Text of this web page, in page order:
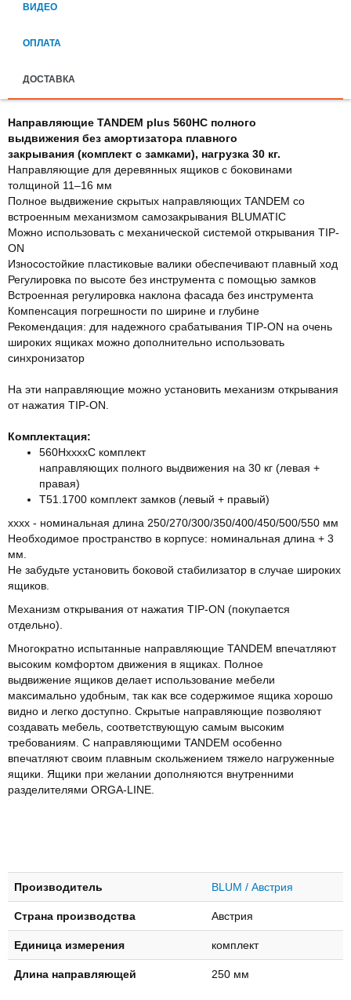
ВИДЕО
ОПЛАТА
ДОСТАВКА
Направляющие TANDEM plus 560HC полного
выдвижения без амортизатора плавного
закрывания (комплект с замками), нагрузка 30 кг.
Направляющие для деревянных ящиков с боковинами
толщиной 11–16 мм
Полное выдвижение скрытых направляющих TANDEM со
встроенным механизмом самозакрывания BLUMATIC
Можно использовать с механической системой открывания TIP-
ON
Износостойкие пластиковые валики обеспечивают плавный ход
Регулировка по высоте без инструмента с помощью замков
Встроенная регулировка наклона фасада без инструмента
Компенсация погрешности по ширине и глубине
Рекомендация: для надежного срабатывания TIP-ON на очень
широких ящиках можно дополнительно использовать
синхронизатор
На эти направляющие можно установить механизм открывания
от нажатия TIP-ON.
Комплектация:
560HxxxxC комплект
направляющих полного выдвижения на 30 кг (левая +
правая)
T51.1700 комплект замков (левый + правый)
хххх - номинальная длина 250/270/300/350/400/450/500/550 мм
Необходимое пространство в корпусе: номинальная длина + 3
мм.
Не забудьте установить боковой стабилизатор в случае широких
ящиков.
Механизм открывания от нажатия TIP-ON (покупается
отдельно).
Многократно испытанные направляющие TANDEM впечатляют
высоким комфортом движения в ящиках. Полное
выдвижение ящиков делает использование мебели
максимально удобным, так как все содержимое ящика хорошо
видно и легко доступно. Скрытые направляющие позволяют
создавать мебель, соответствующую самым высоким
требованиям. С направляющими TANDEM особенно
впечатляют своим плавным скольжением тяжело нагруженные
ящики. Ящики при желании дополняются внутренними
разделителями ORGA-LINE.
Производитель BLUM / Австрия
Страна производства Австрия
Единица измерения комплект
Длина направляющей 250 мм